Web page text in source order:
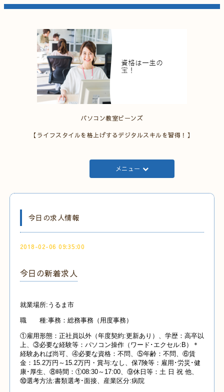
パソコン教室ビーンズ
【ライフスタイルを格上げするデジタルスキルを習得！】
メニュー
今日の求人情報
2018-02-06 09:35:00
今日の新着求人
就業場所:うるま市
職 種:事務：総務事務（用度事務）
①雇用形態：正社員以外（年度契約:更新あり）、学歴：高卒以
上、③必要な経験等：パソコン操作（ワード･エクセル:B）＊
経験あれば尚可、④必要な資格：不問、⑤年齢：不問、⑥賃
金：15.2万円～15.2万円・賞与:なし、保7険等：雇用･労災･健
康･厚生、⑧時間：①08:30～17:00、⑨休日等：土 日 祝 他、
⑩選考方法:書類選考･面接、産業区分:病院